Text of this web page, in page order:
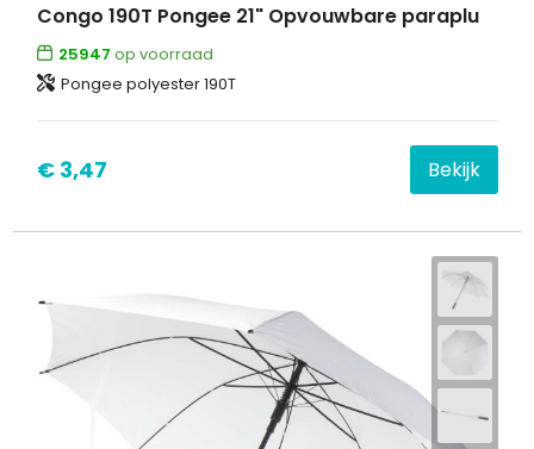
Congo 190T Pongee 21" Opvouwbare paraplu
25947 op voorraad
Pongee polyester 190T
€ 3,47 Bekijk